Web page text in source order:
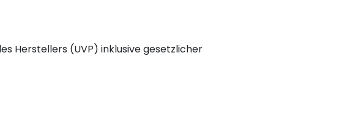
Herstellers (UVP) inklusive gesetzlicher